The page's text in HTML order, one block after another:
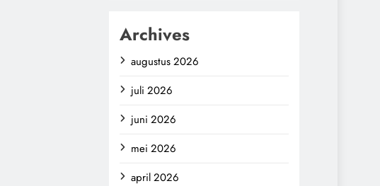
Archives
augustus 2026
juli 2026
juni 2026
mei 2026
april 2026